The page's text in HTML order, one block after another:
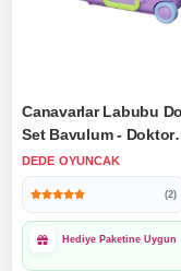
Canavarlar Labubu
Set Bavulum - Doktor
Setleri - Doktor
Seti - Labubu
Oyunu
DEDE OYUNCAK
(2)
Hediye Paketine Uygun